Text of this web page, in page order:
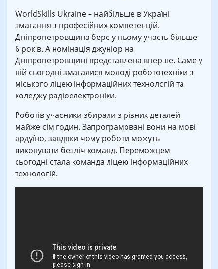
WorldSkills Ukraine – найбільше в Україні
змагання з професійних компетенцій.
Дніпропетровщина бере у ньому участь більше
6 років. А номінація джуніор на
Дніпропетровщині представлена вперше. Саме у
ній сьогодні змагалися молоді робототехніки з
міського ліцею інформаційних технологій та
коледжу радіоелектроніки.
Роботів учасники збирали з різних деталей
майже сім годин. Запрограмовані вони на мові
ардуїно, завдяки чому роботи можуть
виконувати безліч команд. Переможцем
сьогодні стала команда ліцею інформаційних
технологій.